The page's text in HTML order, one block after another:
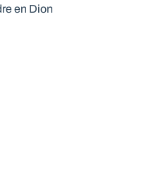
en Dion